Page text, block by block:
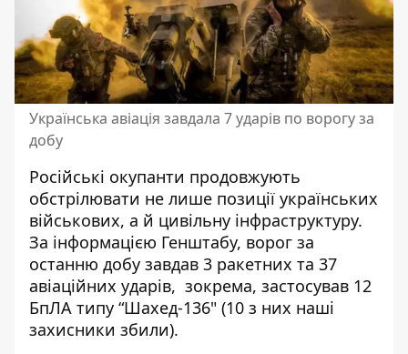
Українська авіація завдала 7 ударів по ворогу за
добу
Російські окупанти продовжують
обстрілювати не лише позиції українських
військових, а й цивільну інфраструктуру.
За інформацією Генштабу, ворог за
останню добу завдав 3 ракетних та 37
авіаційних ударів, зокрема, застосував 12
БпЛА типу “Шахед-136" (10 з них наші
захисники збили).